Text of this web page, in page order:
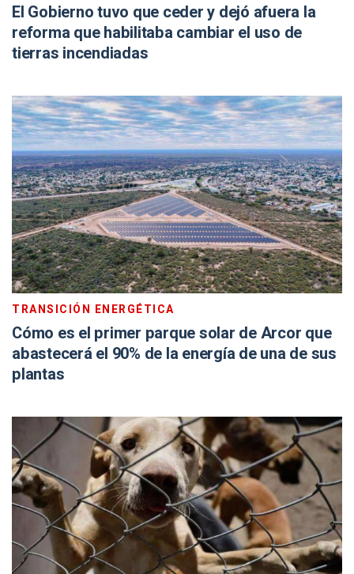
El Gobierno tuvo que ceder y dejó afuera la
reforma que habilitaba cambiar el uso de
tierras incendiadas
TRANSICIÓN ENERGÉTICA
Cómo es el primer parque solar de Arcor que
abastecerá el 90% de la energía de una de sus
plantas